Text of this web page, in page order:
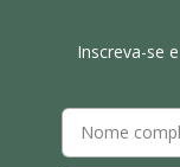
Inscreva-se